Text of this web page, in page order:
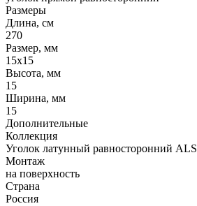
Размеры
Длина, см
270
Размер, мм
15х15
Высота, мм
15
Ширина, мм
15
Дополнительные
Коллекция
Уголок латунный равносторонний ALS
Монтаж
на поверхность
Страна
Россия